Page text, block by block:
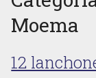
Moema
12